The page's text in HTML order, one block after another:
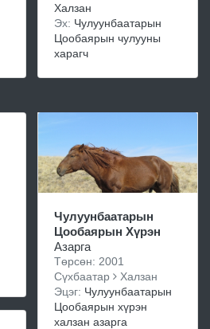
Халзан
Эх: Чулуунбаатарын
Цообаярын чулууны
харагч
Чулуунбаатарын
Цообаярын Хүрэн
Азарга
Төрсөн: 2001
Сүхбаатар
Халзан
Эцэг: Чулуунбаатарын
Цообаярын хүрэн
халзан азарга